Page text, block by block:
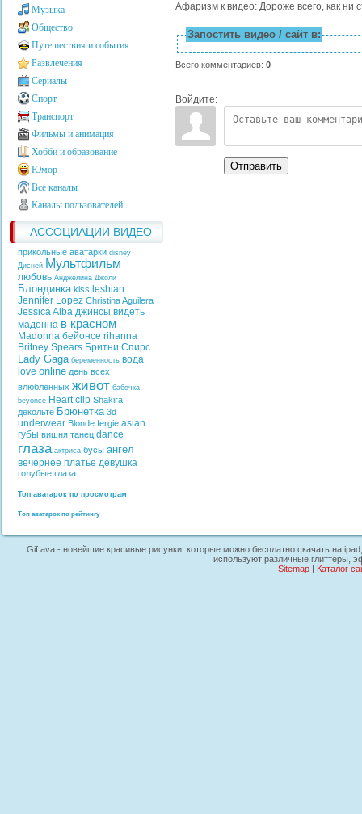
Музыка
Общество
Путешествия и события
Развлечения
Сериалы
Спорт
Транспорт
Фильмы и анимация
Хобби и образование
Юмор
Все каналы
Каналы пользователей
АССОЦИАЦИИ ВИДЕО
прикольные аватарки disney
Дисней Мультфильм
любовь Анджелина Джоли
Блондинка kiss lesbian
Jennifer Lopez Christina Aguilera
Jessica Alba джинсы видеть
мадонна в красном
Madonna бейонсе rihanna
Britney Spears Бритни Спирс
Lady Gaga беременность вода
love online день всех
влюблённых живот бабочка
beyonce Heart clip Shakira
декольте Брюнетка 3d
underwear Blonde fergie asian
губы вишня танец dance
глаза актриса бусы ангел
вечернее платье девушка
голубые глаза
Топ аватарок по просмотрам
Топ аватарок по рейтингу
Афаризм к видео: Дороже всего, как
Запостить видео / сайт в:
Всего комментариев: 0
Войдите:
Отправить
Gif ava - новейшие красивые рисунки, которые можно бесплатно скачать на
используют различные глиттеры,
Sitemap| Каталог